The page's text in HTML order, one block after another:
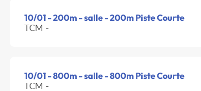
10/01 - 200m - salle - 200m Piste Courte
TCM -
10/01 - 800m - salle - 800m Piste Courte
TCM -